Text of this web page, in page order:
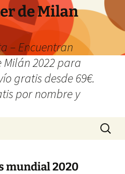
de Milan
– Encuentran
2022 para
gratis desde 69€.
por nombre y
Buscar:
mundial 2020